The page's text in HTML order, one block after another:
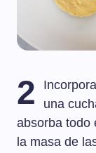
2
una
absorba todo
la masa de